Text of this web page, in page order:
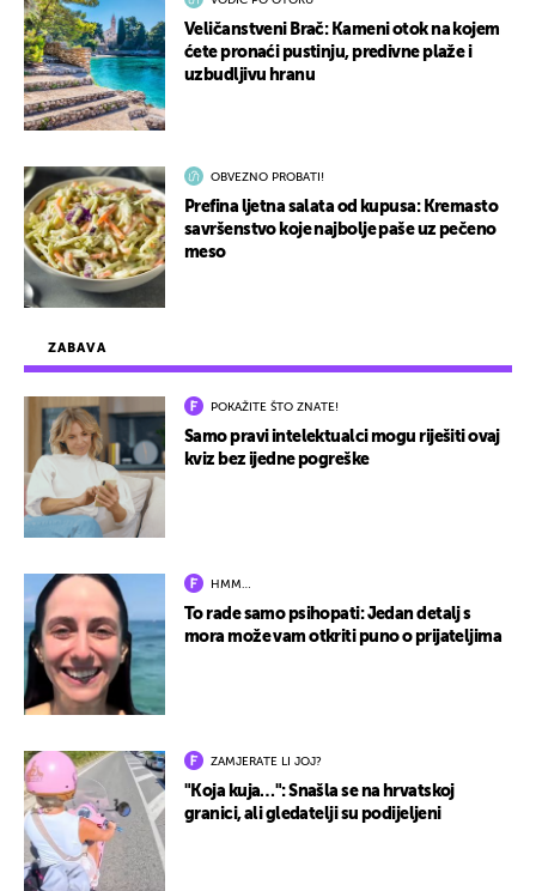
ZABAVA
POKAŽITE ŠTO ZNATE!
Samo pravi intelektualci mogu riješiti ovaj
kviz bez ijedne pogreške
HMM…
To rade samo psihopati: Jedan detalj s
mora može vam otkriti puno o prijateljima
ZAMJERATE LI JOJ?
"Koja kuja…": Snašla se na hrvatskoj
granici, ali gledatelji su podijeljeni
Veličanstveni Brač: Kameni otok na kojem
ćete pronaći pustinju, predivne plaže i
uzbudljivu hranu
OBVEZNO PROBATI!
Prefina ljetna salata od kupusa: Kremasto
savršenstvo koje najbolje paše uz pečeno
meso